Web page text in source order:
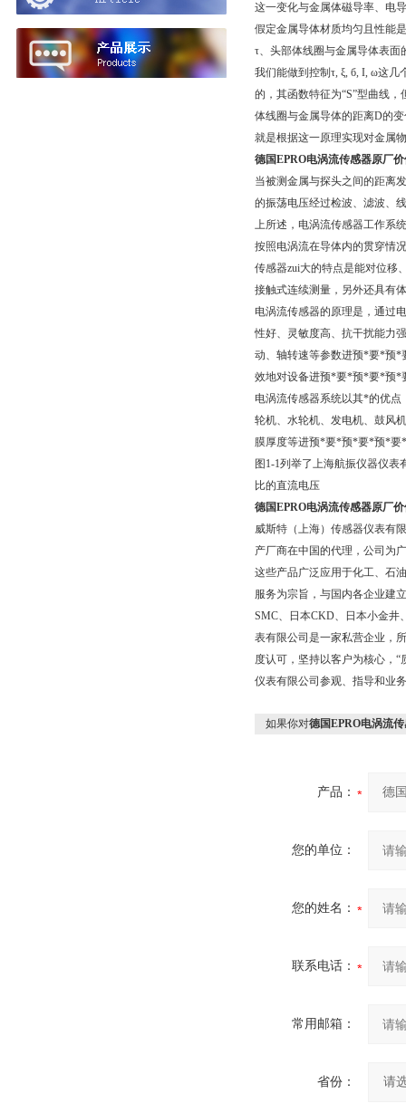
这一变化与金属体磁导率、电
假定金属导体材质均匀且性能
τ、头部体线圈与金属导体表
我们能做到控制τ, ξ, б, I, ω这
的，其函数特征为“S”型曲线
体线圈与金属导体的距离D的
就是根据这一原理实现对金属
德国EPRO电涡流传感器原厂
当被测金属与探头之间的距离
的振荡电压经过检波、滤波、
上所述，电涡流传感器工作系
按照电涡流在导体内的贯穿情
传感器zui大的特点是能对位
接触式连续测量，另外还具有
电涡流传感器的原理是，通过
性好、灵敏度高、抗干扰能力
动、轴转速等参数进预*要*预*
效地对设备进预*要*预*要*预*
电涡流传感器系统以其*的优
轮机、水轮机、发电机、鼓风
膜厚度等进预*要*预*要*预*要
图1-1列举了上海航振仪器仪
比的直流电压
德国EPRO电涡流传感器原厂
威斯特（上海）传感器仪表有
产厂商在中国的代理，公司为
这些产品广泛应用于化工、石
服务为宗旨，与国内各企业建
SMC、日本CKD、日本小金井
表有限公司是一家私营企业，
度认可，坚持以客户为核心，
仪表有限公司参观、指导和业
如果你对德国EPRO电涡流
产品：
您的单位：
您的姓名：
联系电话：
常用邮箱：
省份：